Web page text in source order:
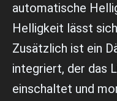
automatische
Helligkeit lässt
Zusätzlich ist ein
integriert, der das
einschaltet und